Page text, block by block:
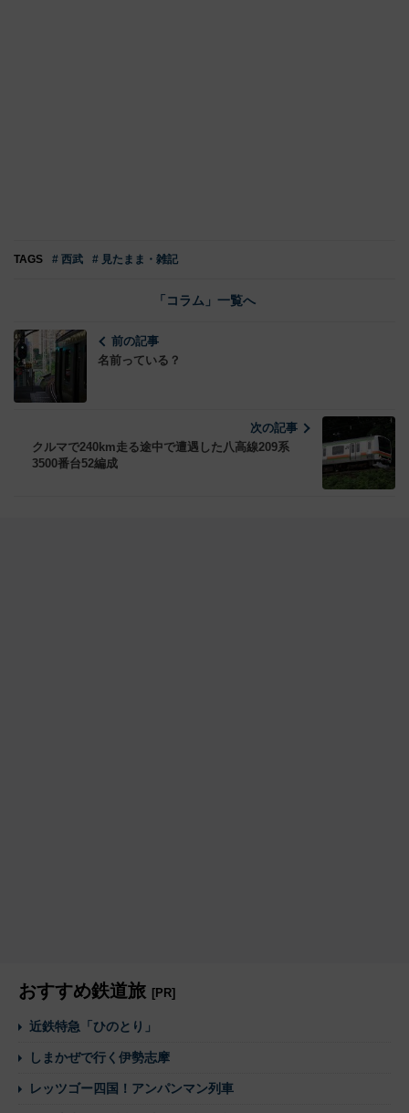
TAGS # 西武 # 見たまま・雑記
「コラム」一覧へ
前の記事
名前っている？
次の記事
クルマで240km走る途中で遭遇した八高線209系
3500番台52編成
おすすめ鉄道旅 [PR]
近鉄特急「ひのとり」
しまかぜで行く伊勢志摩
レッツゴー四国！アンパンマン列車